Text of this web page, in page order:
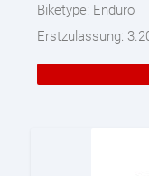
Biketype: Enduro
Erstzulassung: